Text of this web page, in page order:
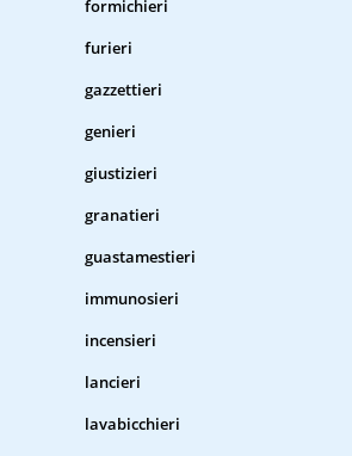
formichieri
furieri
gazzettieri
genieri
giustizieri
granatieri
guastamestieri
immunosieri
incensieri
lancieri
lavabicchieri